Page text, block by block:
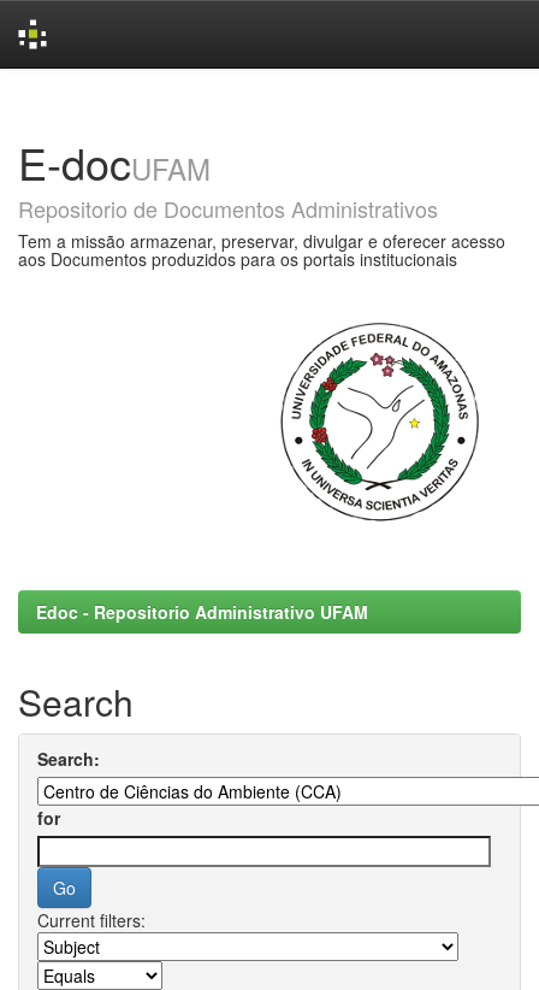
E-docUFAM
Repositorio de Documentos Administrativos
Tem a missão armazenar, preservar, divulgar e oferecer acesso
aos Documentos produzidos para os portais institucionais
Edoc - Repositorio Administrativo UFAM
Search
Search:
for
Current filters: